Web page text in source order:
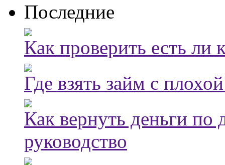
Последние
Как проверить есть ли
Где взять займ с
Как вернуть деньги
руководство